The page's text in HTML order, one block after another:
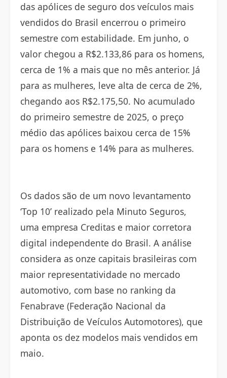
das apólices de seguro dos veículos mais
vendidos do Brasil encerrou o primeiro
semestre com estabilidade. Em junho, o
valor chegou a R$2.133,86 para os homens,
cerca de 1% a mais que no mês anterior. Já
para as mulheres, leve alta de cerca de 2%,
chegando aos R$2.175,50. No acumulado
do primeiro semestre de 2025, o preço
médio das apólices baixou cerca de 15%
para os homens e 14% para as mulheres.
Os dados são de um novo levantamento
‘Top 10’ realizado pela Minuto Seguros,
uma empresa Creditas e maior corretora
digital independente do Brasil. A análise
considera as onze capitais brasileiras com
maior representatividade no mercado
automotivo, com base no ranking da
Fenabrave (Federação Nacional da
Distribuição de Veículos Automotores), que
aponta os dez modelos mais vendidos em
maio.